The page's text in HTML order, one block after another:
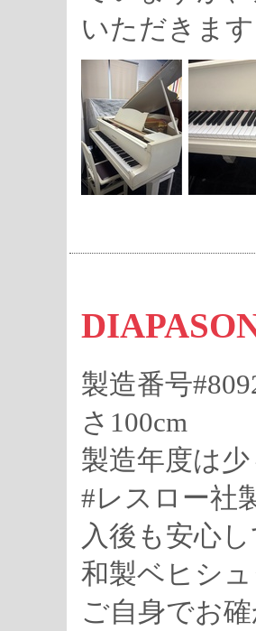
いただきます
製造番号
さ100cm
製造年度は
#レスロー社
入後も安心
和製ベヒシ
ご自身でお